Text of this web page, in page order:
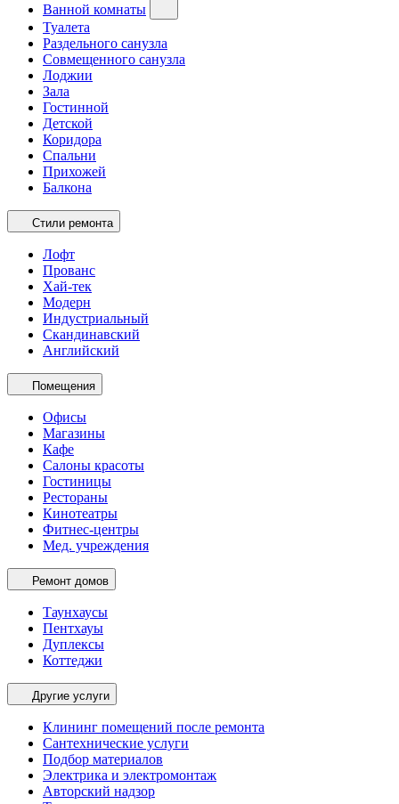
Ванной комнаты
Туалета
Раздельного санузла
Совмещенного санузла
Лоджии
Зала
Гостинной
Детской
Коридора
Спальни
Прихожей
Балкона
Стили ремонта
Лофт
Прованс
Хай-тек
Модерн
Индустриальный
Скандинавский
Английский
Помещения
Офисы
Магазины
Кафе
Салоны красоты
Гостиницы
Рестораны
Кинотеатры
Фитнес-центры
Мед. учреждения
Ремонт домов
Таунхаусы
Пентхауы
Дуплексы
Коттеджи
Другие услуги
Клининг помещений после ремонта
Сантехнические услуги
Подбор материалов
Электрика и электромонтаж
Авторский надзор